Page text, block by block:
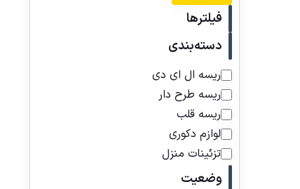
فیلترها
دسته‌بندی
ریسه ال ای دی
ریسه طرح دار
ریسه قلب
لوازم دکوری
تزئینات منزل
وضعیت